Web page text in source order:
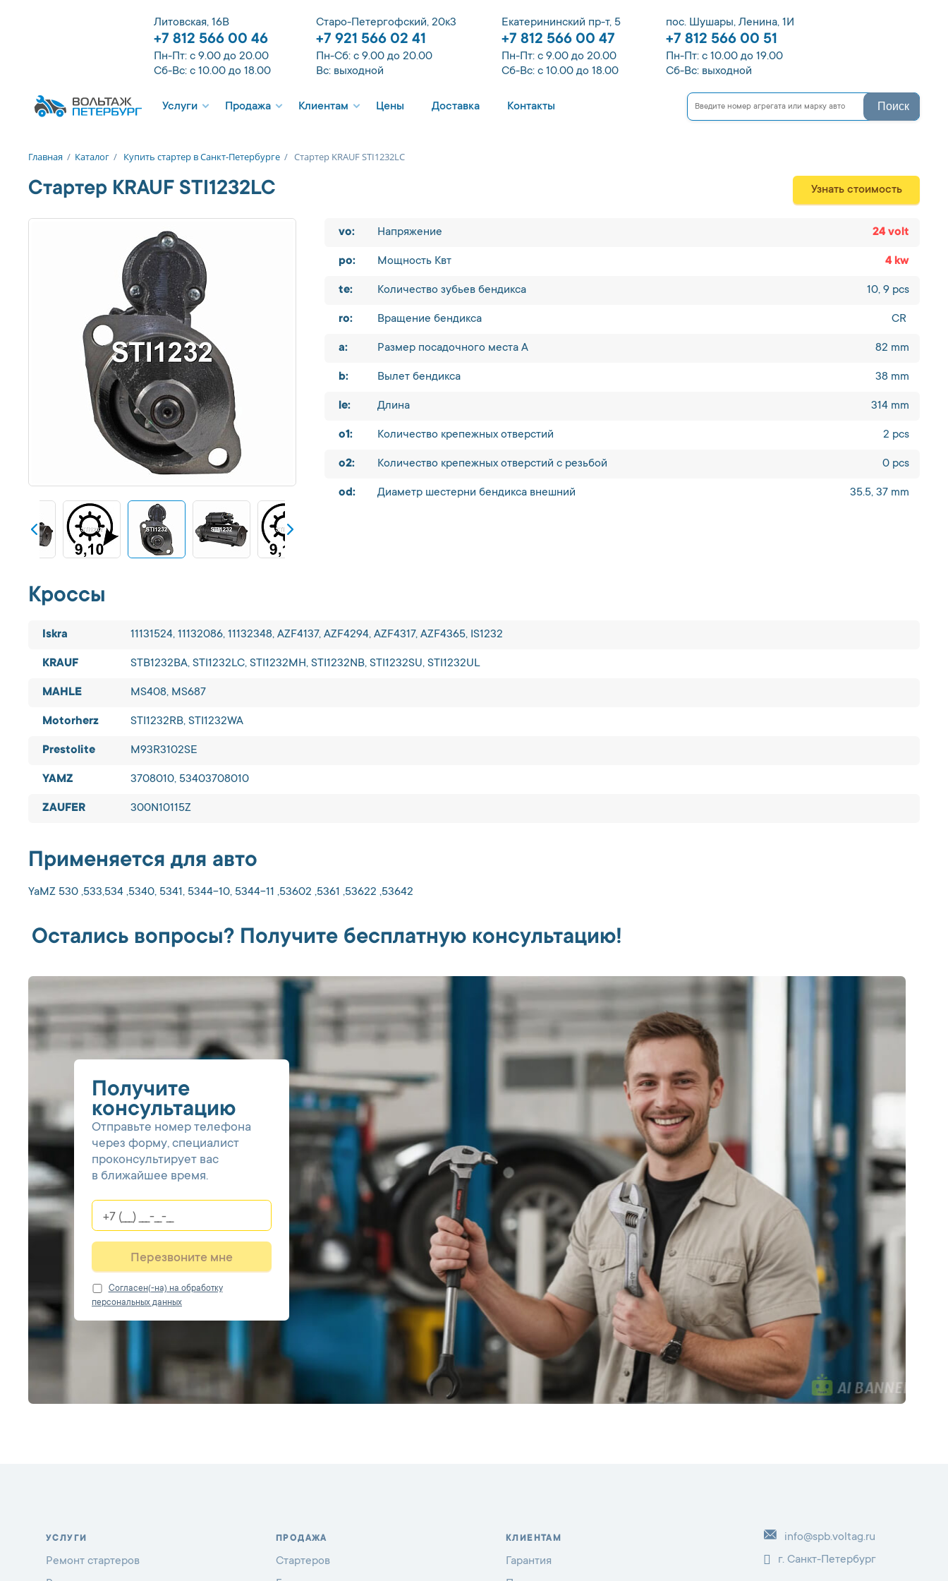
Литовская, 16В
+7 812 566 00 46
Пн-Пт: с 9.00 до 20.00
Сб-Вс: с 10.00 до 18.00
Старо-Петергофский, 20к3
+7 921 566 02 41
Пн-Сб: с 9.00 до 20.00
Вс: выходной
Екатерининский пр-т, 5
+7 812 566 00 47
Пн-Пт: с 9.00 до 20.00
Сб-Вс: с 10.00 до 18.00
пос. Шушары, Ленина, 1И
+7 812 566 00 51
Пн-Пт: с 10.00 до 19.00
Сб-Вс: выходной
Услуги Продажа Клиентам Цены Доставка Контакты Поиск
Главная / Каталог / Купить стартер в Санкт-Петербурге / Стартер KRAUF STI1232LC
Стартер KRAUF STI1232LC Узнать стоимость
vo: Напряжение 24 volt
po: Мощность Квт 4 kw
te: Количество зубьев бендикса 10, 9 pcs
ro: Вращение бендикса CR
a: Размер посадочного места A 82 mm
b: Вылет бендикса 38 mm
le: Длина 314 mm
o1: Количество крепежных отверстий 2 pcs
o2: Количество крепежных отверстий с резьбой 0 pcs
od: Диаметр шестерни бендикса внешний 35.5, 37 mm
Кроссы
Iskra 11131524, 11132086, 11132348, AZF4137, AZF4294, AZF4317, AZF4365, IS1232
KRAUF STB1232BA, STI1232LC, STI1232MH, STI1232NB, STI1232SU, STI1232UL
MAHLE MS408, MS687
Motorherz STI1232RB, STI1232WA
Prestolite M93R3102SE
YAMZ 3708010, 53403708010
ZAUFER 300N10115Z
Применяется для авто
YaMZ 530 ,533,534 ,5340, 5341, 5344-10, 5344-11 ,53602 ,5361 ,53622 ,53642
Остались вопросы? Получите бесплатную консультацию!
Получите
консультацию
Отправьте номер телефона
через форму, специалист
проконсультирует вас
в ближайшее время.
Перезвоните мне
Cогласен(-на) на обработку
персональных данных
УСЛУГИ
Ремонт стартеров
ПРОДАЖА
Стартеров
КЛИЕНТАМ
Гарантия
info@spb.voltag.ru
г. Санкт-Петербург